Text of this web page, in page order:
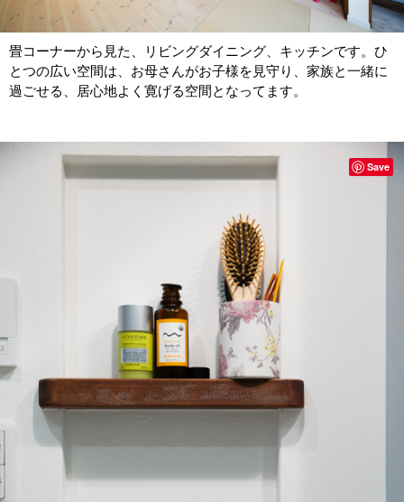
畳コーナーから見た、リビングダイニング、キッチンです。ひ
とつの広い空間は、お母さんがお子様を見守り、家族と一緒に
過ごせる、居心地よく寛げる空間となってます。
Save